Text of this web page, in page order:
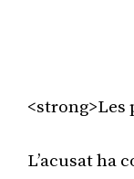
<strong>Les
L’acusat ha